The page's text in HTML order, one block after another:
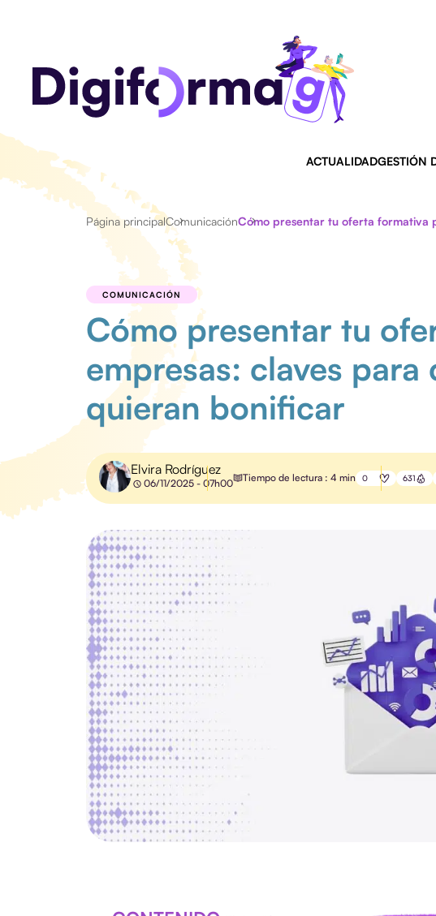
ACTUALIDADGESTIÓN
Página principalComunicaciónCómo presentar tu oferta formativa
COMUNICACIÓN
Cómo presentar tu
empresas: claves
quieran bonificar
Elvira Rodríguez
06/11/2025 - 07h00 Tiempo de lectura : 4 min 0 631